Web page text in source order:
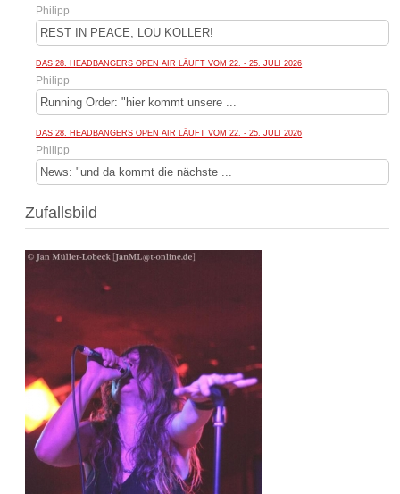
Philipp
REST IN PEACE, LOU KOLLER!
DAS 28. HEADBANGERS OPEN AIR LÄUFT VOM 22. - 25. JULI 2026
Philipp
Running Order: "hier kommt unsere ...
DAS 28. HEADBANGERS OPEN AIR LÄUFT VOM 22. - 25. JULI 2026
Philipp
News: "und da kommt die nächste ...
Zufallsbild